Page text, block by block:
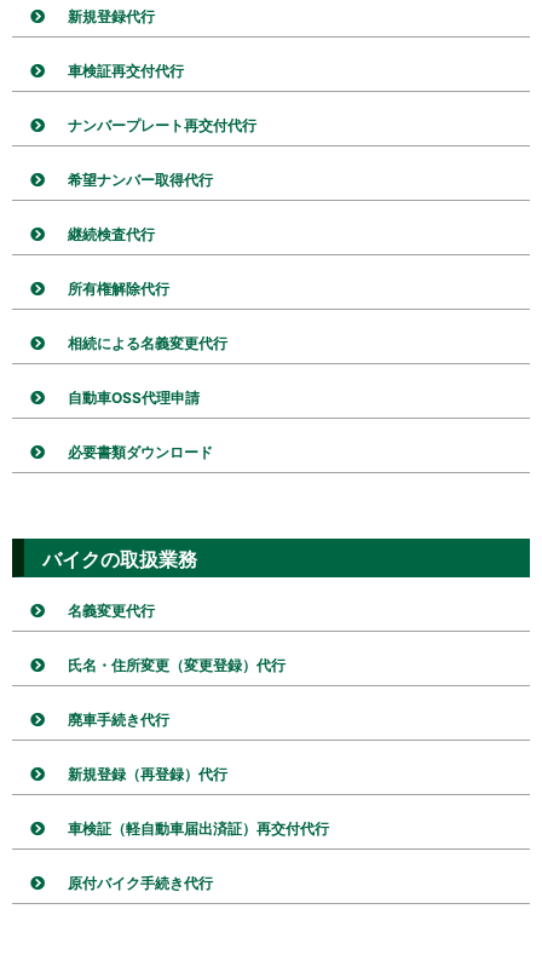
新規登録代行
車検証再交付代行
ナンバープレート再交付代行
希望ナンバー取得代行
継続検査代行
所有権解除代行
相続による名義変更代行
自動車OSS代理申請
必要書類ダウンロード
バイクの取扱業務
名義変更代行
氏名・住所変更（変更登録）代行
廃車手続き代行
新規登録（再登録）代行
車検証（軽自動車届出済証）再交付代行
原付バイク手続き代行